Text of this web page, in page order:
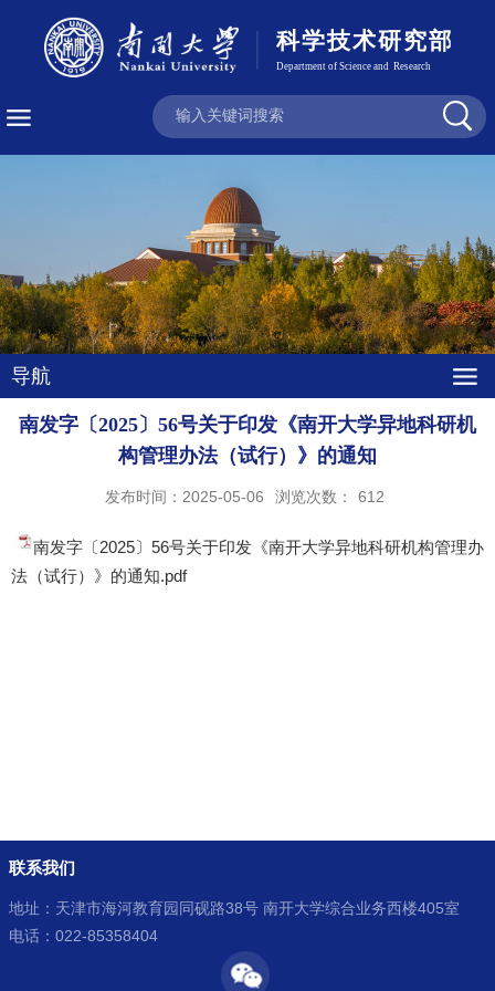
导航
南发字〔2025〕56号关于印发《南开大学异地科研机
构管理办法（试行）》的通知
发布时间：2025-05-06 浏览次数： 612
南发字〔2025〕56号关于印发《南开大学异地科研机构管理办
法（试行）》的通知.pdf
联系我们
地址：天津市海河教育园同砚路38号 南开大学综合业务西楼405室
电话：022-85358404